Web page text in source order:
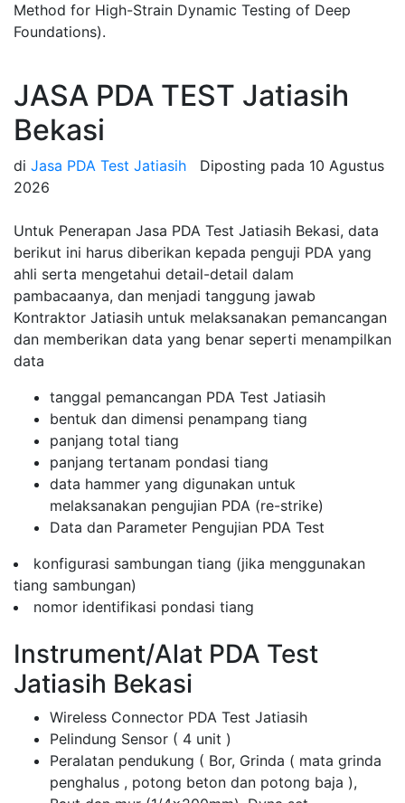
Method for High-Strain Dynamic Testing of Deep
Foundations).
JASA PDA TEST Jatiasih
Bekasi
di Jasa PDA Test Jatiasih Diposting pada 10 Agustus
2026
Untuk Penerapan Jasa PDA Test Jatiasih Bekasi, data
berikut ini harus diberikan kepada penguji PDA yang
ahli serta mengetahui detail-detail dalam
pambacaanya, dan menjadi tanggung jawab
Kontraktor Jatiasih untuk melaksanakan pemancangan
dan memberikan data yang benar seperti menampilkan
data
tanggal pemancangan PDA Test Jatiasih
bentuk dan dimensi penampang tiang
panjang total tiang
panjang tertanam pondasi tiang
data hammer yang digunakan untuk
melaksanakan pengujian PDA (re-strike)
Data dan Parameter Pengujian PDA Test
konfigurasi sambungan tiang (jika menggunakan
tiang sambungan)
nomor identifikasi pondasi tiang
Instrument/Alat PDA Test
Jatiasih Bekasi
Wireless Connector PDA Test Jatiasih
Pelindung Sensor ( 4 unit )
Peralatan pendukung ( Bor, Grinda ( mata grinda
penghalus , potong beton dan potong baja ),